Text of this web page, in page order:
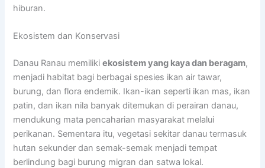
hiburan.
Ekosistem dan Konservasi
Danau Ranau memilikiekosistem yang kaya dan beragam,
menjadi habitat bagi berbagai spesies ikan air tawar,
burung, dan flora endemik. Ikan-ikan seperti ikan mas, ikan
patin, dan ikan nila banyak ditemukan di perairan danau,
mendukung mata pencaharian masyarakat melalui
perikanan. Sementara itu, vegetasi sekitar danau termasuk
hutan sekunder dan semak-semak menjadi tempat
berlindung bagi burung migran dan satwa lokal.